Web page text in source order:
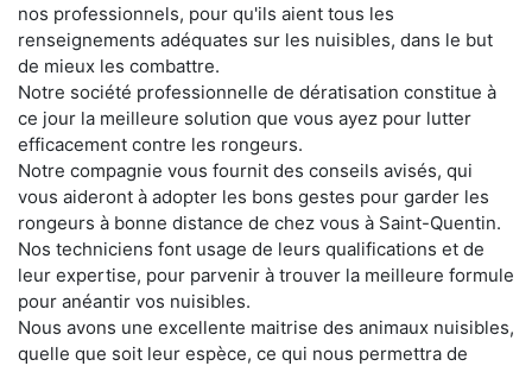
nos professionnels, pour qu'ils aient tous les
renseignements adéquates sur les nuisibles, dans le but
de mieux les combattre.
Notre société professionnelle de dératisation constitue à
ce jour la meilleure solution que vous ayez pour lutter
efficacement contre les rongeurs.
Notre compagnie vous fournit des conseils avisés, qui
vous aideront à adopter les bons gestes pour garder les
rongeurs à bonne distance de chez vous à Saint-Quentin.
Nos techniciens font usage de leurs qualifications et de
leur expertise, pour parvenir à trouver la meilleure formule
pour anéantir vos nuisibles.
Nous avons une excellente maitrise des animaux nuisibles,
quelle que soit leur espèce, ce qui nous permettra de